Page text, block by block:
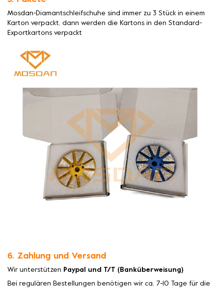
Mosdan-Diamantschleifschuhe sind immer zu 3 Stück in einem
Karton verpackt, dann werden die Kartons in den Standard-
Exportkartons verpackt
6. Zahlung und Versand
Wir unterstützen Paypal und T/T (Banküberweisung)
Bei regulären Bestellungen benötigen wir ca. 7-10 Tage für die